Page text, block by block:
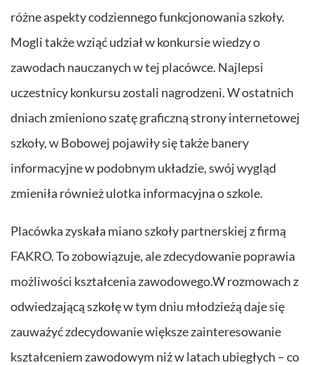
różne aspekty codziennego funkcjonowania szkoły.
Mogli także wziąć udział w konkursie wiedzy o
zawodach nauczanych w tej placówce. Najlepsi
uczestnicy konkursu zostali nagrodzeni. W ostatnich
dniach zmieniono szatę graficzną strony internetowej
szkoły, w Bobowej pojawiły się także banery
informacyjne w podobnym układzie, swój wygląd
zmieniła również ulotka informacyjna o szkole.
Placówka zyskała miano szkoły partnerskiej z firmą
FAKRO. To zobowiązuje, ale zdecydowanie poprawia
możliwości kształcenia zawodowego.W rozmowach z
odwiedzającą szkołę w tym dniu młodzieżą daje się
zauważyć zdecydowanie większe zainteresowanie
kształceniem zawodowym niż w latach ubiegłych – co